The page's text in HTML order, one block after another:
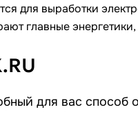
для выработки
главные
для вас способ